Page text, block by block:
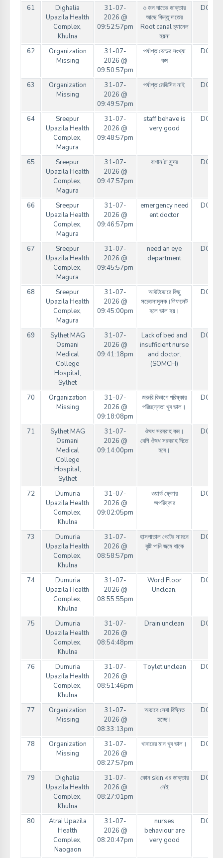
61
Dighalia
Upazila Health
Complex,
Khulna
31-07-
2026 @
09:52:57pm
৩ জন দাতের ডাক্তার
আছে কিন্তু দাতের
Root canal চ্যানেল
হয়না
DGHS
62
Organization
Missing
31-07-
2026 @
09:50:57pm
পর্যাপ্ত বেডের সংখ্যা
কম
DGHS
63
Organization
Missing
31-07-
2026 @
09:49:57pm
পর্যাপ্ত মেডিসিন নাই DGHS
64
Sreepur
Upazila Health
Complex,
Magura
31-07-
2026 @
09:48:57pm
staff behave is
very good
DGHS
65
Sreepur
Upazila Health
Complex,
Magura
31-07-
2026 @
09:47:57pm
বাগান টা সুন্দর DGHS
66
Sreepur
Upazila Health
Complex,
Magura
31-07-
2026 @
09:46:57pm
emergency need
ent doctor
DGHS
67
Sreepur
Upazila Health
Complex,
Magura
31-07-
2026 @
09:45:57pm
need an eye
department
DGHS
68
Sreepur
Upazila Health
Complex,
Magura
31-07-
2026 @
09:45:00pm
আউটডোরে কিছু
সচেতনামুলক।লিফলেট
হলে ভাল হয়।
DGHS
69
Sylhet MAG
Osmani
Medical
College
Hospital,
Sylhet
31-07-
2026 @
09:41:18pm
Lack of bed and
insufficient nurse
and doctor.
(SOMCH)
DGHS
70
Organization
Missing
31-07-
2026 @
09:18:08pm
জরুরি বিভাগে পরিষ্কার
পরিচ্ছন্নতা খুব ভাল।
DGHS
71
Sylhet MAG
Osmani
Medical
College
Hospital,
Sylhet
31-07-
2026 @
09:14:00pm
ঔষধ সরবরাহ কম।
বেশি ঔষধ সরবরাহ দিতে
হবে।
DGHS
72
Dumuria
Upazila Health
Complex,
Khulna
31-07-
2026 @
09:02:05pm
ওয়ার্ড ফ্লোর
অপরিষ্কার
DGHS
73
Dumuria
Upazila Health
Complex,
Khulna
31-07-
2026 @
08:58:57pm
হাসপাতাল গেটের সামনে
বৃষ্টি পানি জমে থাকে
DGHS
74
Dumuria
Upazila Health
Complex,
Khulna
31-07-
2026 @
08:55:55pm
Word Floor
Unclean,
DGHS
75
Dumuria
Upazila Health
Complex,
Khulna
31-07-
2026 @
08:54:48pm
Drain unclean DGHS
76
Dumuria
Upazila Health
Complex,
Khulna
31-07-
2026 @
08:51:46pm
Toylet unclean DGHS
77
Organization
Missing
31-07-
2026 @
08:33:13pm
অভাবে সেবা বিঘ্নিত
হচ্ছে।
DGHS
78
Organization
Missing
31-07-
2026 @
08:27:57pm
খাবারের মান খুব ভাল। DGHS
79
Dighalia
Upazila Health
Complex,
Khulna
31-07-
2026 @
08:27:01pm
কোন skin এর ডাক্তার
নেই
DGHS
80
Atrai Upazila
Health
Complex,
Naogaon
31-07-
2026 @
08:20:47pm
nurses
behaviour are
very good
DGHS